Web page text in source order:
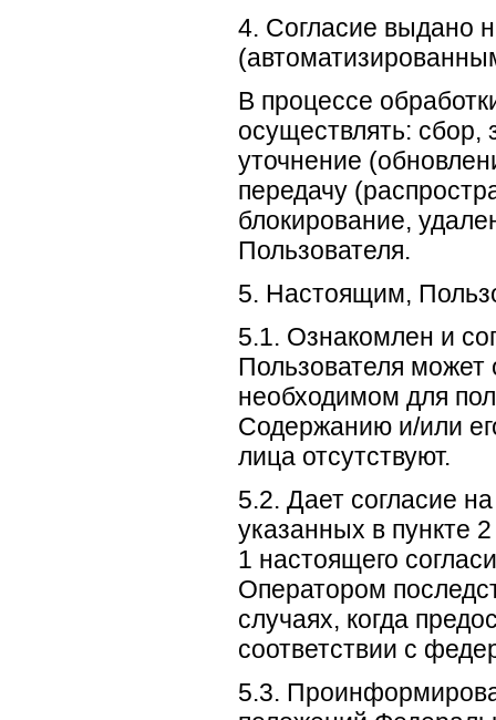
4. Согласие выдано
В процессе
осуществлять: сбор,
уточнение
передачу
блокирование,
Пользователя.
5. Настоящим,
5.1. Ознакомлен и
Пользователя
необходимом для
Содержанию и/или
лица отсутствуют.
5.2. Дает согласие
указанных в пункте
1 настоящего
Оператором
случаях, когда
соответствии с
5.3.